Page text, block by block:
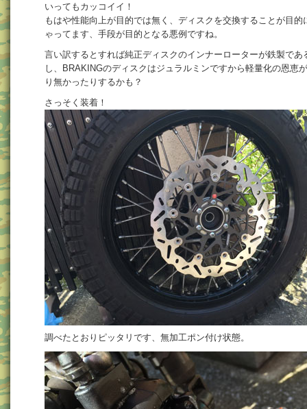
いってもカッコイイ！
もはや性能向上が目的では無く、ディスクを交換することが目的
ゃってます、手段が目的となる悪例ですね。
言い訳するとすれば純正ディスクのインナーローターが鉄製であ
し、BRAKINGのディスクはジュラルミンですから軽量化の恩恵
り無かったりするかも？
さっそく装着！
調べたとおりピッタリです、無加工ポン付け状態。